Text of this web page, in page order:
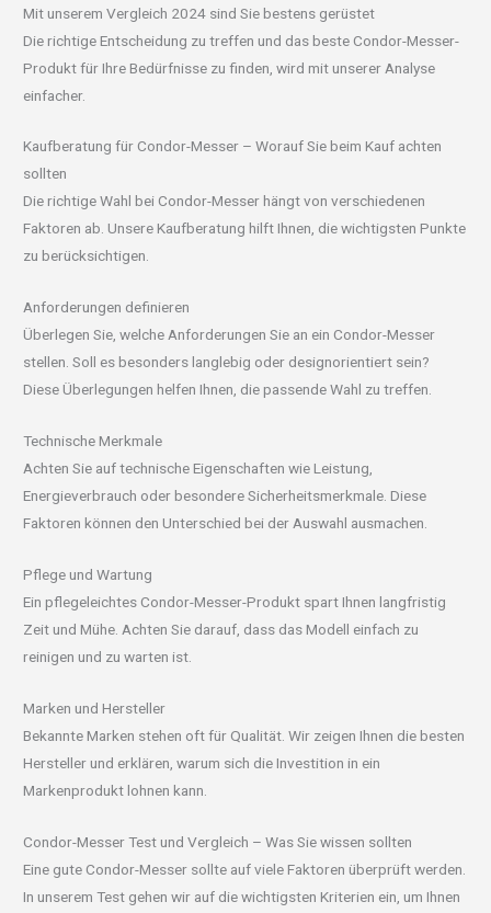
Mit unserem Vergleich 2024 sind Sie bestens gerüstet
Die richtige Entscheidung zu treffen und das beste Condor-Messer-
Produkt für Ihre Bedürfnisse zu finden, wird mit unserer Analyse
einfacher.
Kaufberatung für Condor-Messer – Worauf Sie beim Kauf achten
sollten
Die richtige Wahl bei Condor-Messer hängt von verschiedenen
Faktoren ab. Unsere Kaufberatung hilft Ihnen, die wichtigsten Punkte
zu berücksichtigen.
Anforderungen definieren
Überlegen Sie, welche Anforderungen Sie an ein Condor-Messer
stellen. Soll es besonders langlebig oder designorientiert sein?
Diese Überlegungen helfen Ihnen, die passende Wahl zu treffen.
Technische Merkmale
Achten Sie auf technische Eigenschaften wie Leistung,
Energieverbrauch oder besondere Sicherheitsmerkmale. Diese
Faktoren können den Unterschied bei der Auswahl ausmachen.
Pflege und Wartung
Ein pflegeleichtes Condor-Messer-Produkt spart Ihnen langfristig
Zeit und Mühe. Achten Sie darauf, dass das Modell einfach zu
reinigen und zu warten ist.
Marken und Hersteller
Bekannte Marken stehen oft für Qualität. Wir zeigen Ihnen die besten
Hersteller und erklären, warum sich die Investition in ein
Markenprodukt lohnen kann.
Condor-Messer Test und Vergleich – Was Sie wissen sollten
Eine gute Condor-Messer sollte auf viele Faktoren überprüft werden.
In unserem Test gehen wir auf die wichtigsten Kriterien ein, um Ihnen